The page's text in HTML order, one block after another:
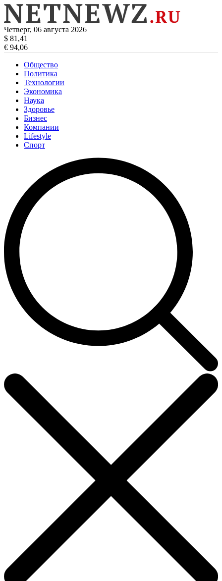
Четверг, 06 августа 2026
$ 81,41
€ 94,06
Общество
Политика
Технологии
Экономика
Наука
Здоровье
Бизнес
Компании
Lifestyle
Спорт